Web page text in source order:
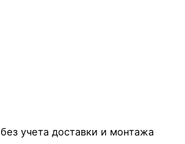
без учета доставки и монтажа